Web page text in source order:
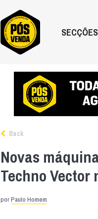
SECÇÕES
Back
Novas
Techno
porPaulo Homem